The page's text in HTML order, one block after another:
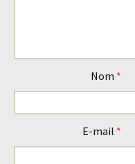
Nom *
E-mail *